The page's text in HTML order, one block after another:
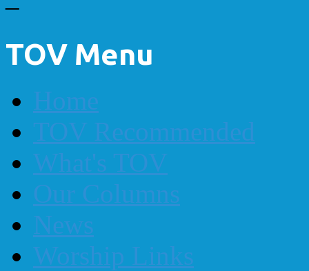
TOV Menu
Home
TOV Recommended
What's TOV
Our Columns
News
Worship Links